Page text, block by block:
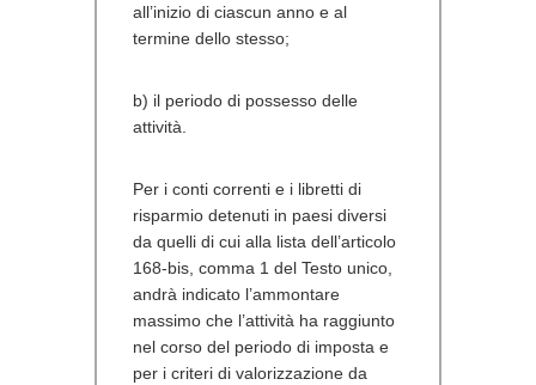
all’inizio di ciascun anno e al
termine dello stesso;
b) il periodo di possesso delle
attività.
Per i conti correnti e i libretti di
risparmio detenuti in paesi diversi
da quelli di cui alla lista dell’articolo
168-bis, comma 1 del Testo unico,
andrà indicato l’ammontare
massimo che l’attività ha raggiunto
nel corso del periodo di imposta e
per i criteri di valorizzazione da